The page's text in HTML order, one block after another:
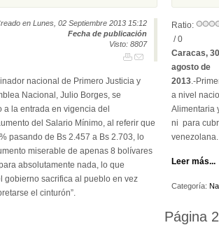
en Lunes, 02 Septiembre 2013 15:12
Fecha de publicación
Visto: 8807
nacional de Primero Justicia y
Nacional, Julio Borges, se
a la entrada en vigencia del
del Salario Mínimo, al referir que
pasando de Bs 2.457 a Bs 2.703, lo
miserable de apenas 8 bolívares
absolutamente nada, lo que
gobierno sacrifica al pueblo en vez
el cinturón”.
Ratio:
/ 0
Caracas,
agosto de
2013.-
a nivel
Alimentaria
ni para
Leer más...
Categoría:
Página